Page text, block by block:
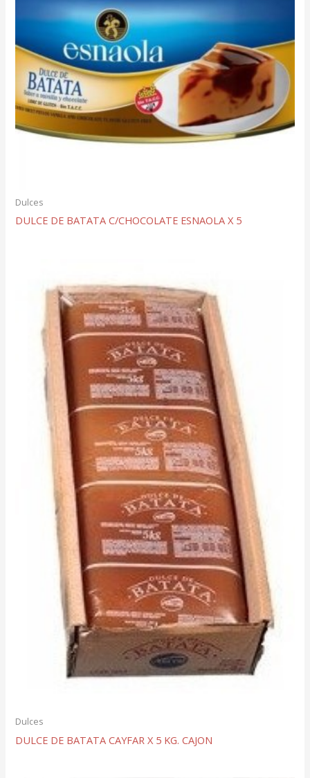
Dulces
DULCE DE BATATA C/CHOCOLATE ESNAOLA X 5
Dulces
DULCE DE BATATA CAYFAR X 5 KG. CAJON